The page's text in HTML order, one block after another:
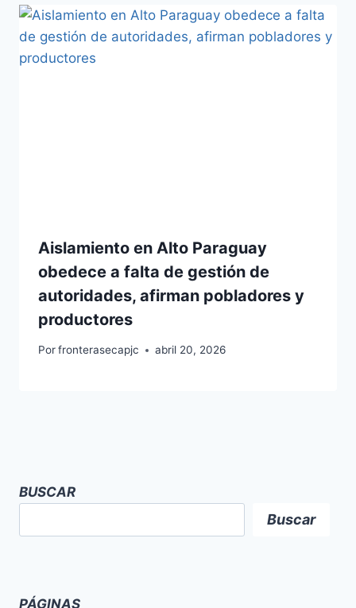
Aislamiento en Alto Paraguay
obedece a falta de gestión de
autoridades, afirman pobladores y
productores
Porfronterasecapjc abril 20, 2026
BUSCAR
Buscar
PÁGINAS